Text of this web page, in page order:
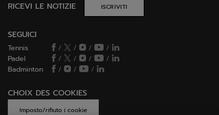
RICEVI LE NOTIZIE ISCRIVITI
SEGUICI
Tennis / / /
/
Padel
/ / /
/
Badminton
/ / /
CHOIX DES COOKIES
Imposto/rifiuto i cookie